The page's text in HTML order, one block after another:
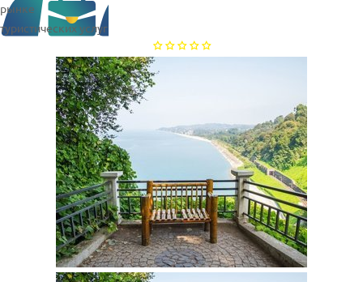
рынке
туристических услуг